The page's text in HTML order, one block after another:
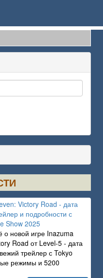
Victory Road - дата
и подробности с
Show 2025
о новой игре Inazuma
Road от Level-5 - дата
трейлер с Tokyo
режимы и 5200